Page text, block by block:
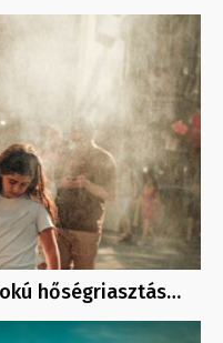
hőségriasztás…